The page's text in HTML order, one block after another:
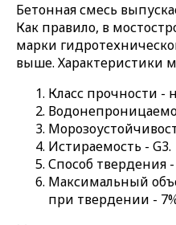
Бетонная смесь
Как правило, в
марки
выше. Характеристики
Класс прочности -
Истираемость - G3.
Способ твердения
Максимальный
при твердении -